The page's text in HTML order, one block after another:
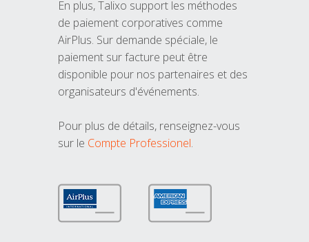
En plus, Talixo support les méthodes
de paiement corporatives comme
AirPlus. Sur demande spéciale, le
paiement sur facture peut être
disponible pour nos partenaires et des
organisateurs d'événements.
Pour plus de détails, renseignez-vous
sur le Compte Professionel.